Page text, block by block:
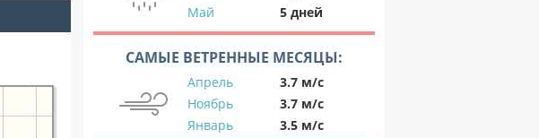
Май
5 дней
САМЫЕ ВЕТРЕННЫЕ МЕСЯЦЫ:
Апрель
3.7 м/с
Ноябрь
3.7 м/с
Январь
3.5 м/с